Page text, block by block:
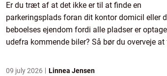
Er du træt af at det ikke er til at finde en
parkeringsplads foran dit kontor domicil eller
beboelses ejendom fordi alle pladser er
udefra kommende biler? Så bør du overveje at
parkeringskontrol...
09 july 2026 Linnea Jensen